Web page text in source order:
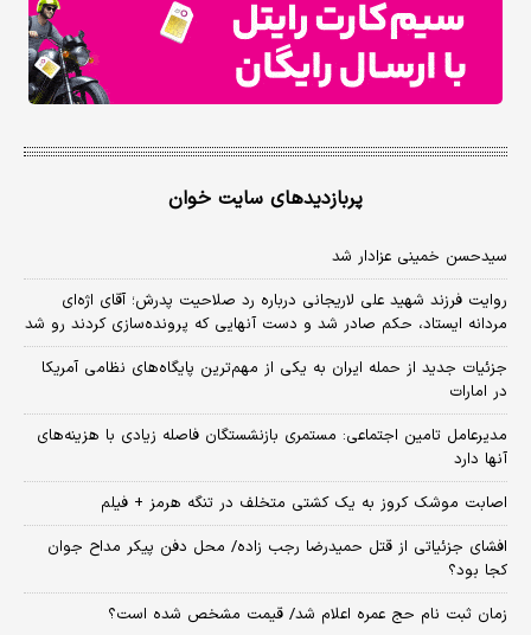
پربازدیدهای سایت خوان
سیدحسن خمینی عزادار شد
روایت فرزند شهید علی لاریجانی درباره رد صلاحیت پدرش؛ آقای اژه‌ای
مردانه ایستاد، حکم صادر شد و دست آنهایی که پرونده‌سازی کردند رو شد
جزئیات جدید از حمله ایران به یکی از مهم‌ترین پایگاه‌های نظامی آمریکا
در امارات
مدیرعامل تامین اجتماعی: مستمری بازنشستگان فاصله زیادی با هزینه‌های
آنها دارد
اصابت موشک کروز به یک کشتی متخلف در تنگه هرمز + فیلم
افشای جزئیاتی از قتل حمیدرضا رجب زاده/ محل دفن پیکر مداح جوان
کجا بود؟
زمان ثبت‌ نام حج عمره اعلام شد/ قیمت مشخص شده است؟